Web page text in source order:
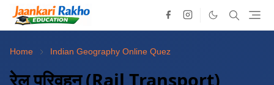
Home Indian Geography Online Quez
रेल परिवहन (Rail Transport)